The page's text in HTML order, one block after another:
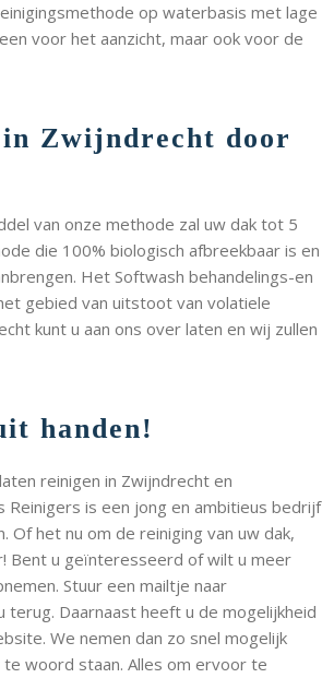
op waterbasis met lage
voor het aanzicht, maar ook voor de
Zwijndrecht door
van onze methode zal uw dak tot 5
die 100% biologisch afbreekbaar is en
Het Softwash behandelings-en
gebied van uitstoot van volatiele
kunt u aan ons over laten en wij zullen
handen!
reinigen in Zwijndrecht en
is een jong en ambitieus bedrijf
Of het nu om de reiniging van uw dak,
Bent u geïnteresseerd of wilt u meer
Stuur een mailtje naar
terug. Daarnaast heeft u de mogelijkheid
We nemen dan zo snel mogelijk
woord staan. Alles om ervoor te